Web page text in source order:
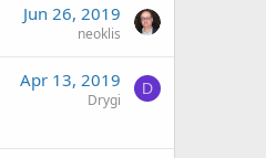
Jun 26, 2019
neoklis
Apr 13, 2019
Drygi
D